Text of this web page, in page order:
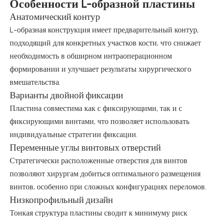
Особенности L-образной пластины
Анатомический контур
L-образная конструкция имеет предварительный контур,
подходящий для конкретных участков кости, что снижает
необходимость в обширном интраоперационном
формировании и улучшает результаты хирургического
вмешательства.
Варианты двойной фиксации
Пластина совместима как с фиксирующими, так и с
фиксирующими винтами, что позволяет использовать
индивидуальные стратегии фиксации.
Переменные углы винтовых отверстий
Стратегически расположенные отверстия для винтов
позволяют хирургам добиться оптимального размещения
винтов, особенно при сложных конфигурациях переломов.
Низкопрофильный дизайн
Тонкая структура пластины сводит к минимуму риск